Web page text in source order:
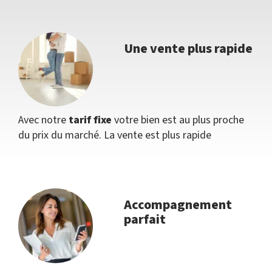
Une vente plus rapide
Avec notre tarif fixe votre bien est au plus proche
du prix du marché. La vente est plus rapide
Accompagnement
parfait